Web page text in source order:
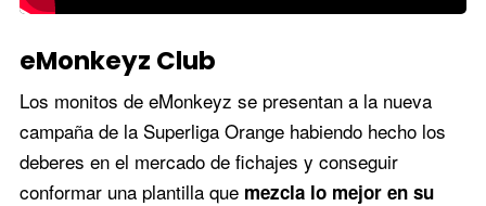
eMonkeyz Club
Los monitos de eMonkeyz se presentan a la nueva
campaña de la Superliga Orange habiendo hecho los
deberes en el mercado de fichajes y conseguir
conformar una plantilla que mezcla lo mejor en su